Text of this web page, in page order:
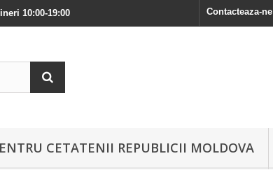
Contacteaza-ne
10:00-19:00
CETATENII REPUBLICII MOLDOVA